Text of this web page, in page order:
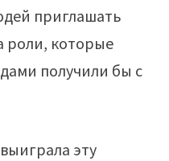
приглашать
которые
получили бы с
эту